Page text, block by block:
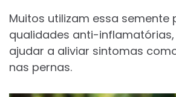
Muitos utilizam essa semente
qualidades anti-
ajudar a aliviar sintomas
nas pernas.